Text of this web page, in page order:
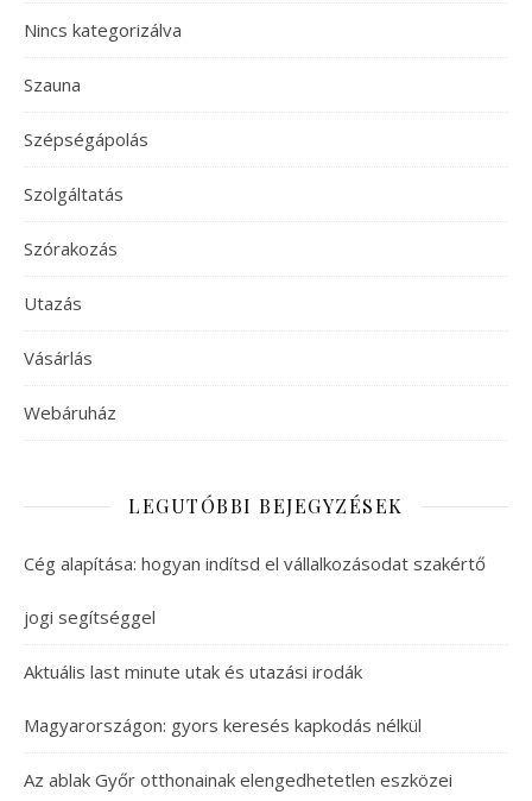
Nincs kategorizálva
Szauna
Szépségápolás
Szolgáltatás
Szórakozás
Utazás
Vásárlás
Webáruház
LEGUTÓBBI BEJEGYZÉSEK
Cég alapítása: hogyan indítsd el vállalkozásodat szakértő
jogi segítséggel
Aktuális last minute utak és utazási irodák
Magyarországon: gyors keresés kapkodás nélkül
Az ablak Győr otthonainak elengedhetetlen eszközei